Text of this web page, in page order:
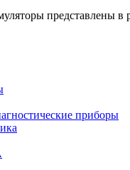
представлены в
приборы